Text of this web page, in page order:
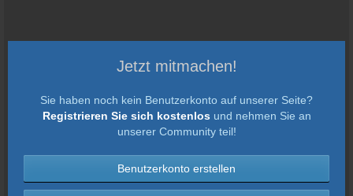
Jetzt mitmachen!
Sie haben noch kein Benutzerkonto auf unserer Seite?
Registrieren Sie sich kostenlos und nehmen Sie an
unserer Community teil!
Benutzerkonto erstellen